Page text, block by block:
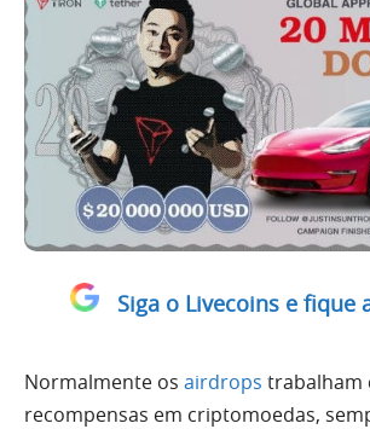
Siga o Livecoins e fique
Normalmente os airdrops trabalham
recompensas em criptomoedas,